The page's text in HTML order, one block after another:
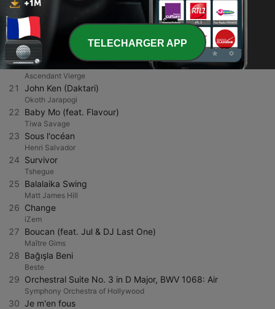
Aretha Franklin & Eurythmics
18 Messenger
Zentone
19 Blood Drops in the Snow
Killian Magee
20 Influenceur
Ascendant Vierge
21 John Ken (Daktari)
Okoth Jarapogi
22 Baby Mo (feat. Flavour)
Tiwa Savage
23 Sous l'océan
Henri Salvador
24 Survivor
Tshegue
25 Balalaika Swing
Matt James Hill
26 Change
iZem
27 Boucan (feat. Jul & DJ Last One)
Maître Gims
28 Bağışla Beni
Beste
29 Orchestral Suite No. 3 in D Major, BWV 1068: Air
Symphony Orchestra of Hollywood
30 Je m'en fous
TELECHARGER APP